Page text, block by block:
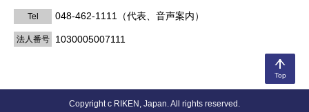
Top
Tel 048-462-1111 （代表、音声案内）
法人番号 1030005007111
Copyright c RIKEN, Japan. All rights reserved.